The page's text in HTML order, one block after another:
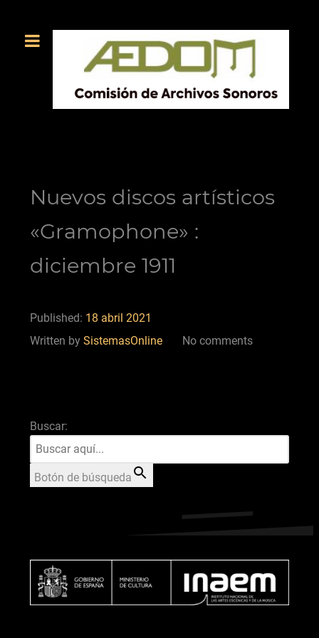
Nuevos discos artísticos
«Gramophone» :
diciembre 1911
Published: 18 abril 2021
Written by SistemasOnline No comments
Buscar:
Botón de búsqueda